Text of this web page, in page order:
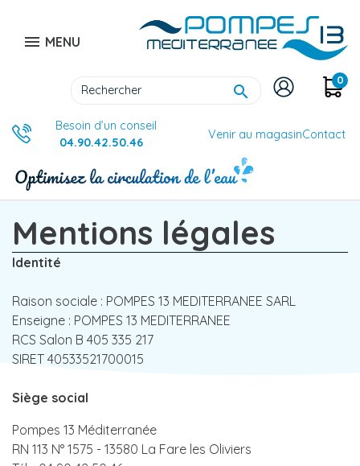
 MENU

0
Besoin d’un conseil
04.90.42.50.46
Venir au magasinContact
Mentions légales
Identité
Raison sociale : POMPES 13 MEDITERRANEE SARL
Enseigne : POMPES 13 MEDITERRANEE
RCS Salon B 405 335 217
SIRET 40533521700015
Siège social
Pompes 13 Méditerranée
RN 113 N° 1575 - 13580 La Fare les Oliviers